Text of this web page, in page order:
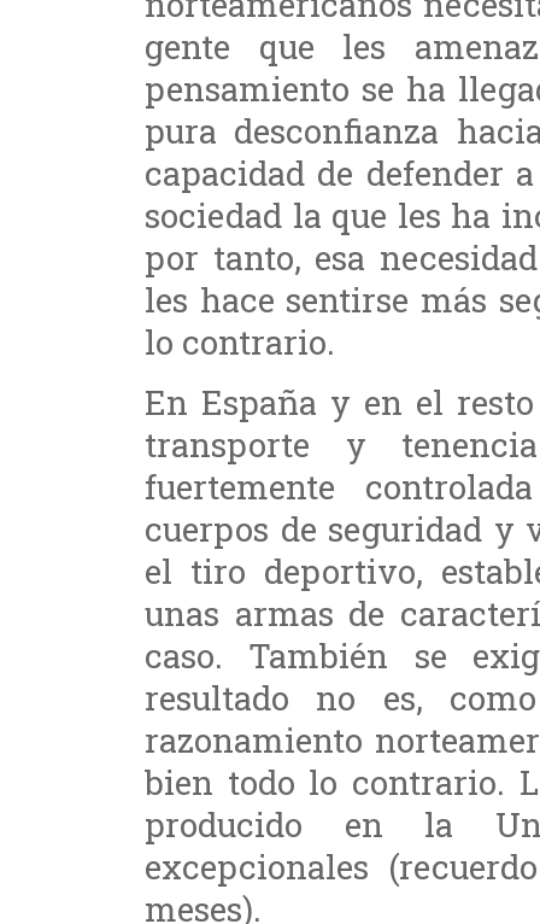
gente que les
pensamiento se ha
pura desconfianza
capacidad de defender
sociedad la que les ha
por tanto, esa
les hace sentirse más
lo contrario.
En España y en el
transporte y
fuertemente
cuerpos de seguridad
el tiro deportivo,
unas armas de
caso. También se
resultado no es,
razonamiento
bien todo lo contrario.
producido en la
excepcionales
meses).